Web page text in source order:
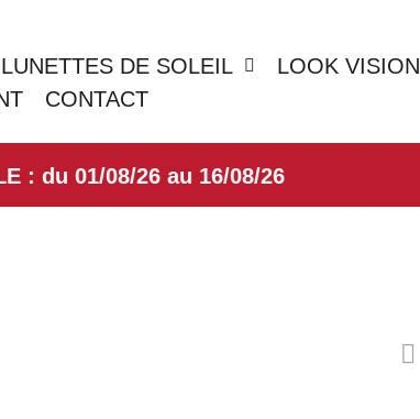
LUNETTES DE SOLEIL
LOOK VISION
CONTACT
: du 01/08/26 au 16/08/26